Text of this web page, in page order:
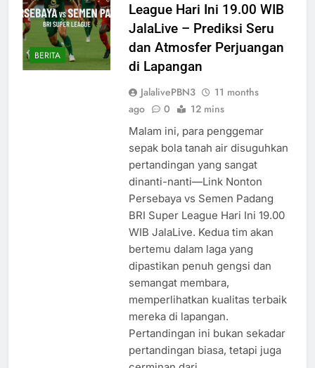
BERITA
League Hari Ini 19.00 WIB
JalaLive – Prediksi Seru
dan Atmosfer Perjuangan
di Lapangan
JalalivePBN3
11 months
ago
0 12 mins
Malam ini, para penggemar
sepak bola tanah air disuguhkan
pertandingan yang sangat
dinanti-nanti—Link Nonton
Persebaya vs Semen Padang
BRI Super League Hari Ini 19.00
WIB JalaLive. Kedua tim akan
bertemu dalam laga yang
dipastikan penuh gengsi dan
semangat membara,
memperlihatkan kualitas terbaik
mereka di lapangan.
Pertandingan ini bukan sekadar
pertandingan biasa, tetapi juga